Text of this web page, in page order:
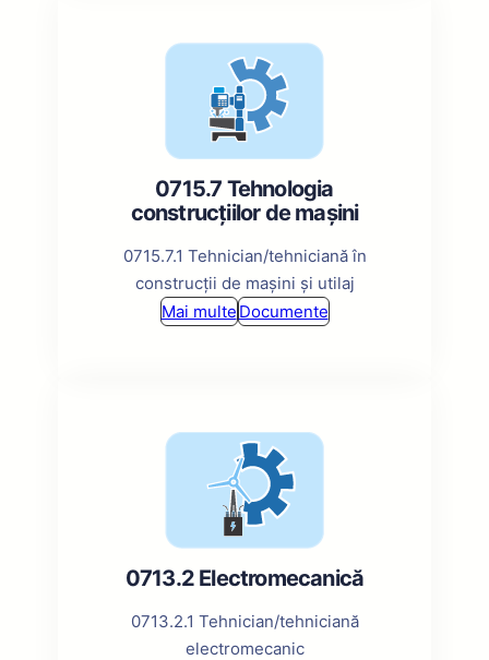
0715.7 Tehnologia
construcțiilor de mașini
0715.7.1 Tehnician/tehniciană în
construcții de mașini și utilaj
Mai multe Documente
0713.2 Electromecanică
0713.2.1 Tehnician/tehniciană
electromecanic